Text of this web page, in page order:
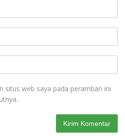
situs web saya pada peramban ini